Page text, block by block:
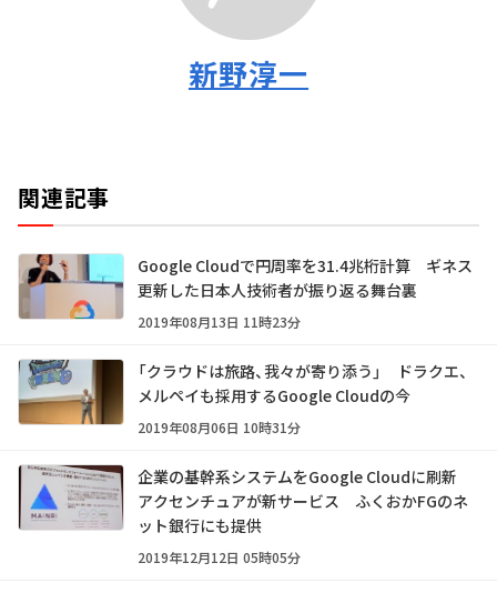
新野淳一
関連記事
Google Cloudで円周率を31.4兆桁計算 ギネス
更新した日本人技術者が振り返る舞台裏
2019年08月13日 11時23分
「クラウドは旅路、我々が寄り添う」 ドラクエ、
メルペイも採用するGoogle Cloudの今
2019年08月06日 10時31分
企業の基幹系システムをGoogle Cloudに刷新
アクセンチュアが新サービス ふくおかFGのネ
ット銀行にも提供
2019年12月12日 05時05分